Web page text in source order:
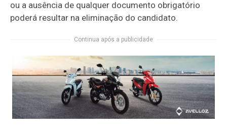
ou a ausência de qualquer documento obrigatório
poderá resultar na eliminação do candidato.
Continua após a publicidade